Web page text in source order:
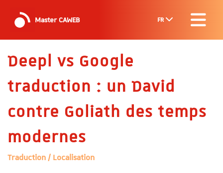
Master CAWEB FR
Deepl vs Google
traduction : un David
contre Goliath des temps
modernes
Traduction / Localisation